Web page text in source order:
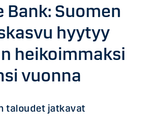
Bank: Suomen
hyytyy
heikoimmaksi
vuonna
taloudet jatkavat